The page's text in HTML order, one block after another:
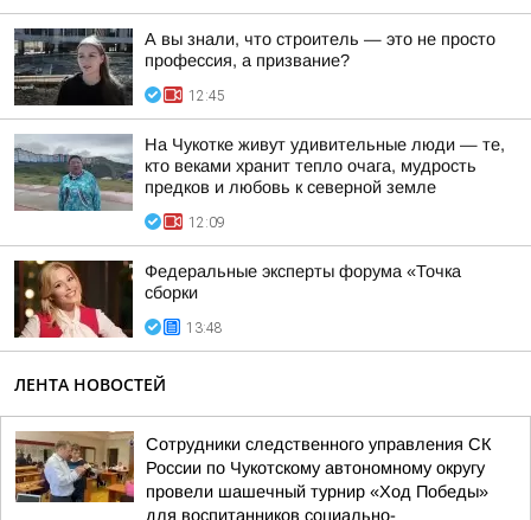
А вы знали, что строитель — это не просто
профессия, а призвание?
12:45
На Чукотке живут удивительные люди — те,
кто веками хранит тепло очага, мудрость
предков и любовь к северной земле
12:09
Федеральные эксперты форума «Точка
сборки
13:48
ЛЕНТА НОВОСТЕЙ
Сотрудники следственного управления СК
России по Чукотскому автономному округу
провели шашечный турнир «Ход Победы»
для воспитанников социально-